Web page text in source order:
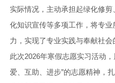
实际情况，主动承担起绿化修
化知识宣传等多项工作，将专
力，实现了专业实践与奉献社会
此次2026年寒假志愿实习活动
爱、互助、进步”的志愿精神，